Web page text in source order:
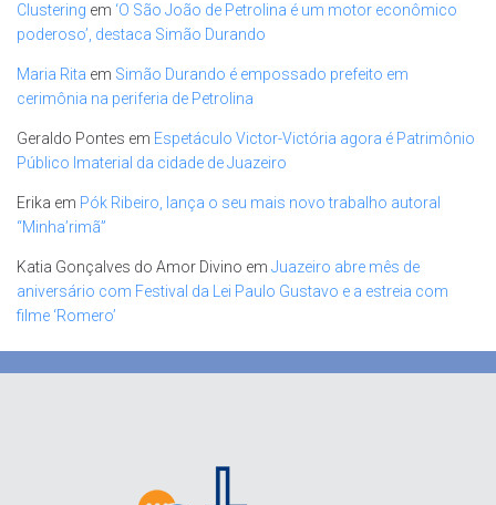
Clustering em ‘O São João de Petrolina é um motor econômico
poderoso’, destaca Simão Durando
Maria Rita em Simão Durando é empossado prefeito em
cerimônia na periferia de Petrolina
Geraldo Pontes em Espetáculo Victor-Victória agora é Patrimônio
Público Imaterial da cidade de Juazeiro
Erika em Pók Ribeiro, lança o seu mais novo trabalho autoral
“Minha’rimã”
Katia Gonçalves do Amor Divino em Juazeiro abre mês de
aniversário com Festival da Lei Paulo Gustavo e a estreia com
filme ‘Romero’